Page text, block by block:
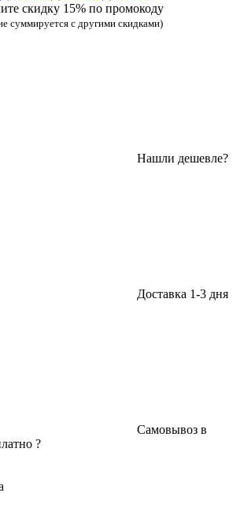
скидку 15% по промокоду
суммируется с другими скидками)
Нашли дешевле?
Доставка 1-3 дня
Самовывоз в
?